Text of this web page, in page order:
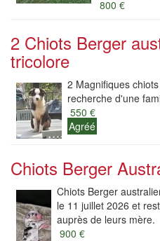
800 €
2 Chiots Berger
tricolore
2 Magnifiques
recherche d'une
550 €
Agréé
Chiots Berger
Chiots Berger
le 11 juillet 2026 et
auprès de leurs mère.
900 €